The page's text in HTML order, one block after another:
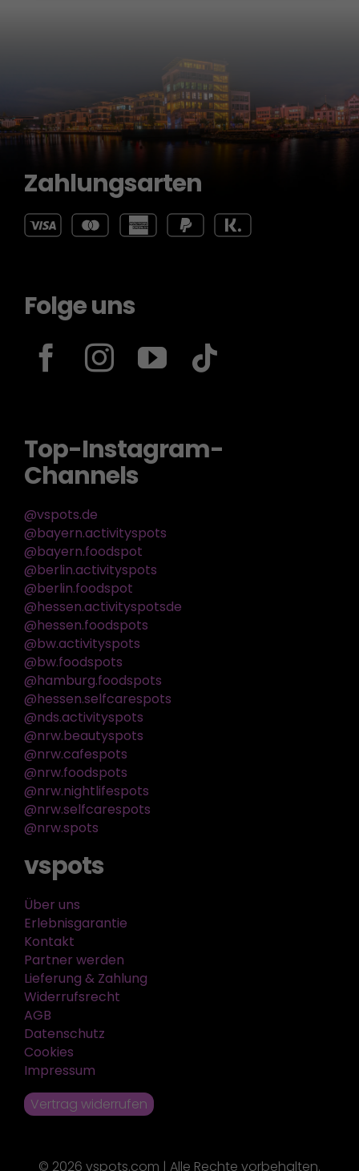
Zahlungsarten
Folge uns
Top-Instagram-
Channels
@vspots.de
@bayern.activityspots
@bayern.foodspot
@berlin.activityspots
@berlin.foodspot
@hessen.activityspotsde
@hessen.foodspots
@bw.activityspots
@bw.foodspots
@hamburg.foodspots
@hessen.selfcarespots
@nds.activityspots
@nrw.beautyspots
@nrw.cafespots
@nrw.foodspots
@nrw.nightlifespots
@nrw.selfcarespots
@nrw.spots
vspots
Über uns
Erlebnisgarantie
Kontakt
Partner werden
Lieferung & Zahlung
Widerrufsrecht
AGB
Datenschutz
Cookies
Impressum
Vertrag widerrufen
© 2026 vspots.com | Alle Rechte vorbehalten.